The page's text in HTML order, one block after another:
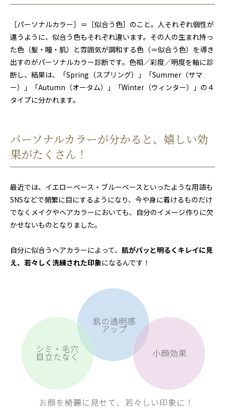
［パーソナルカラー］＝［似合う色］のこと。人それぞれ個性が
違うように、似合う色もそれぞれ違います。その人の生まれ持っ
た色（髪・瞳・肌）と雰囲気が調和する色（＝似合う色）を導き
出すのがパーソナルカラー診断です。色相／彩度／明度を軸に診
断し、結果は、「Spring（スプリング）」「Summer（サマ
ー）」「Autumn（オータム）」「Winter（ウィンター）」の４
タイプに分かれます。
パーソナルカラーが分かると、嬉しい効
果がたくさん！
最近では、イエローベース・ブルーベースといったような用語も
SNSなどで頻繁に目にするようになり、今や身に着けるものだけ
でなくメイクやヘアカラーにおいても、自分のイメージ作りに欠
かせないものとなりました。
自分に似合うヘアカラーによって、 肌がパッと明るくキレイに見
え、若々しく洗練された印象になるんです！